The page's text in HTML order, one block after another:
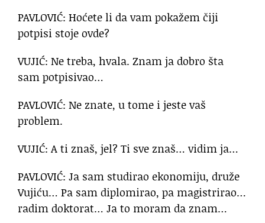
PAVLOVIĆ: Hoćete li da vam pokažem čiji
potpisi stoje ovde?
VUJIĆ: Ne treba, hvala. Znam ja dobro šta
sam potpisivao…
PAVLOVIĆ: Ne znate, u tome i jeste vaš
problem.
VUJIĆ: A ti znaš, jel? Ti sve znaš… vidim ja…
PAVLOVIĆ: Ja sam studirao ekonomiju, druže
Vujiću… Pa sam diplomirao, pa magistrirao…
radim doktorat… Ja to moram da znam…